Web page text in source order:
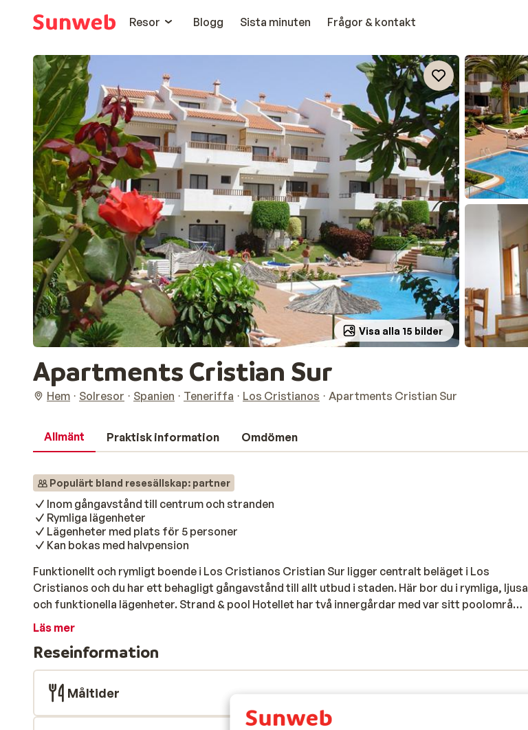
Resor
Blogg Sista minuten Frågor & kontakt
Visa alla 15 bilder
Apartments Cristian Sur
Hem Solresor Spanien Teneriffa Los Cristianos Apartments Cristian Sur
Allmänt Praktisk information Omdömen
Populärt bland resesällskap: partner
Inom gångavstånd till centrum och stranden
Rymliga lägenheter
Lägenheter med plats för 5 personer
Kan bokas med halvpension
Funktionellt och rymligt boende i Los Cristianos Cristian Sur ligger centralt beläget i Los
Cristianos och du har ett behagligt gångavstånd till allt utbud i staden. Här bor du i rymliga, ljusa
och funktionella lägenheter. Strand & pool Hotellet har två innergårdar med var sitt poolområde
som omgärdas av palmer och grönskande växtlighet. Här har du naturligtvis tillgång till
de faciliteter som krävs för en lyckad dag på stranden. Vill du promenera ytterligare samma
sträcka kommer du fram till den fina stranden i Playa de las Vistas. Mat & dryck Hotellet har en
snackbar som serverar dryck och lättare rätter. Omgivningarna Både i Los Cristianos och längs
strandpromenaden som börjar i hamnen och leder genom badorten upp till Playa de las
Americas och Fanabe finns många restauranger, barer och kaféer att njuta av.
Läs mer
Reseinformation
Måltider